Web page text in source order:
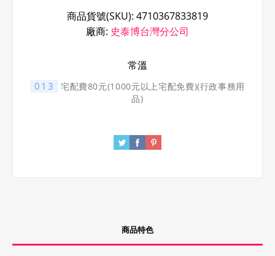
商品貨號(SKU): 4710367833819
廠商: 史泰博台灣分公司
常溫
013
宅配費80元(1000元以上宅配免費)(行政事務用
品)
商品特色